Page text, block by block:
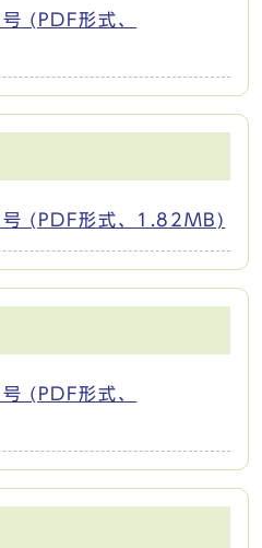
(PDF形式、
号 (PDF形式、1.82MB)
(PDF形式、